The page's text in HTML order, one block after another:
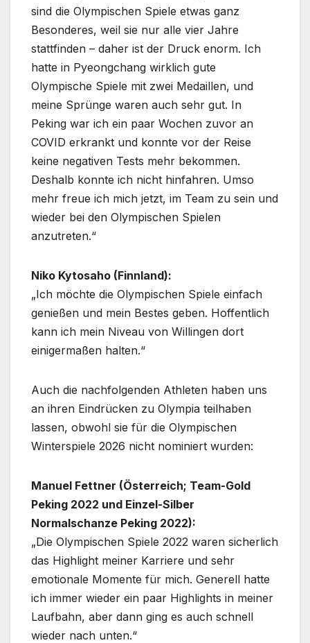
sind die Olympischen Spiele etwas ganz
Besonderes, weil sie nur alle vier Jahre
stattfinden – daher ist der Druck enorm. Ich
hatte in Pyeongchang wirklich gute
Olympische Spiele mit zwei Medaillen, und
meine Sprünge waren auch sehr gut. In
Peking war ich ein paar Wochen zuvor an
COVID erkrankt und konnte vor der Reise
keine negativen Tests mehr bekommen.
Deshalb konnte ich nicht hinfahren. Umso
mehr freue ich mich jetzt, im Team zu sein und
wieder bei den Olympischen Spielen
anzutreten.“
Niko Kytosaho (Finnland):
„Ich möchte die Olympischen Spiele einfach
genießen und mein Bestes geben. Hoffentlich
kann ich mein Niveau von Willingen dort
einigermaßen halten.“
Auch die nachfolgenden Athleten haben uns
an ihren Eindrücken zu Olympia teilhaben
lassen, obwohl sie für die Olympischen
Winterspiele 2026 nicht nominiert wurden:
Manuel Fettner (Österreich; Team-Gold
Peking 2022 und Einzel-Silber
Normalschanze Peking 2022):
„Die Olympischen Spiele 2022 waren sicherlich
das Highlight meiner Karriere und sehr
emotionale Momente für mich. Generell hatte
ich immer wieder ein paar Highlights in meiner
Laufbahn, aber dann ging es auch schnell
wieder nach unten.“